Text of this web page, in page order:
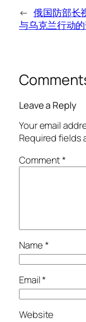
← 俄国防部长
与乌克兰行动
Leave a Reply
Your email
Required fields
Comment*
Name*
Email*
Website